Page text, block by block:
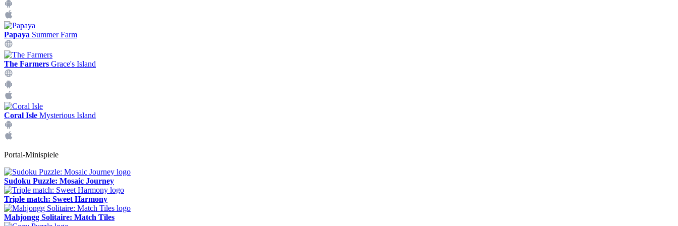
Papaya Summer Farm
The Farmers Grace's Island
Coral Isle Mysterious Island
Portal-Minispiele
Sudoku Puzzle: Mosaic Journey
Triple match: Sweet Harmony
Mahjongg Solitaire: Match Tiles